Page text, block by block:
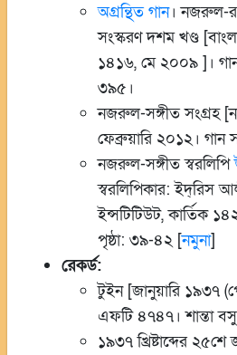
অগ্রন্থিত গান। নজরুল-
সংস্করণ দশম খণ্ড
১৪১৬, মে ২০০৯ ]।
৩৯৫।
নজরুল-সঙ্গীত সংগ্রহ
ফেব্রুয়ারি ২০১২। গান
নজরুল-সঙ্গীত স্বরলিপি
স্বরলিপিকার: ইদ্‌রিস
ইন্সটিটিউট, কার্তিক
পৃষ্ঠা: ৩৯-৪২ [নমুনা]
রেকর্ড:
টুইন [জানুয়ারি ১৯৩৭
এফটি ৪৭৪৭। শান্তা বসু
১৯৩৭ খ্রিষ্টাব্দের